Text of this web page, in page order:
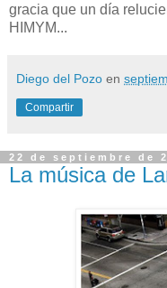
gracia que un día
HIMYM...
Diego del Pozo en
Compartir
22 de septiembre de
La música de